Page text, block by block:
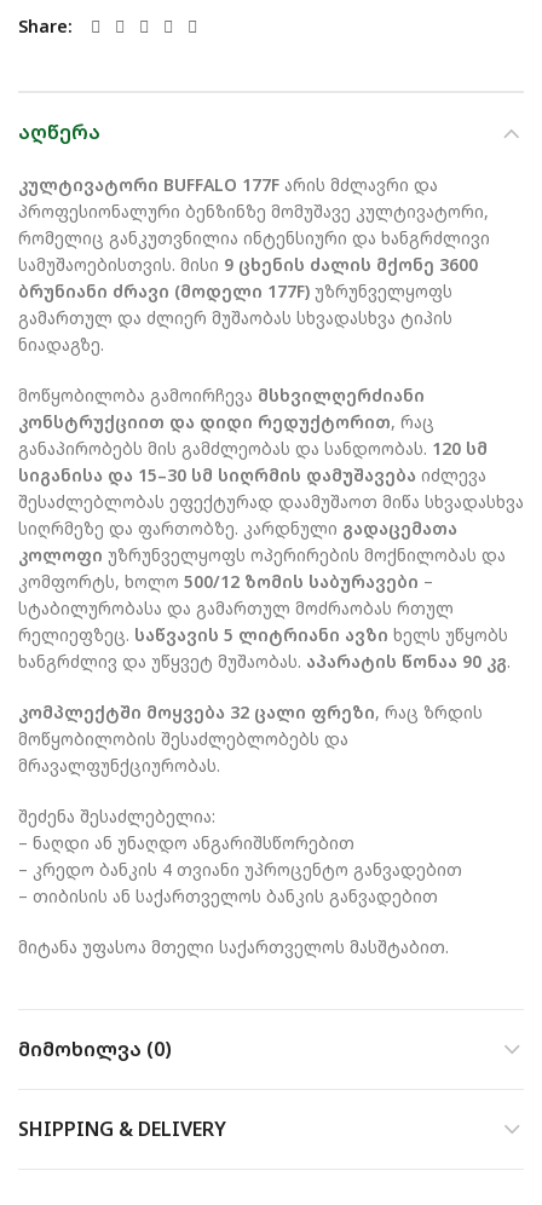
Share
ᲐᲦᲬᲔᲠᲐ
კულტივატორი BUFFALO 177F არის მძლავრი და
პროფესიონალური ბენზინზე მომუშავე კულტივატორი,
რომელიც განკუთვნილია ინტენსიური და ხანგრძლივი
სამუშაოებისთვის. მისი 9 ცხენის ძალის მქონე 3600
ბრუნიანი ძრავი (მოდელი 177F) უზრუნველყოფს
გამართულ და ძლიერ მუშაობას სხვადასხვა ტიპის
ნიადაგზე.
მოწყობილობა გამოირჩევა მსხვილღერძიანი
კონსტრუქციით და დიდი რედუქტორით, რაც
განაპირობებს მის გამძლეობას და სანდოობას. 120 სმ
სიგანისა და 15–30 სმ სიღრმის დამუშავება იძლევა
შესაძლებლობას ეფექტურად დაამუშაოთ მიწა სხვადასხვა
სიღრმეზე და ფართობზე. კარდნული გადაცემათა
კოლოფი უზრუნველყოფს ოპერირების მოქნილობას და
კომფორტს, ხოლო 500/12 ზომის საბურავები –
სტაბილურობასა და გამართულ მოძრაობას რთულ
რელიეფზეც. საწვავის 5 ლიტრიანი ავზი ხელს უწყობს
ხანგრძლივ და უწყვეტ მუშაობას. აპარატის წონაა 90 კგ.
კომპლექტში მოყვება 32 ცალი ფრეზი, რაც ზრდის
მოწყობილობის შესაძლებლობებს და
მრავალფუნქციურობას.
შეძენა შესაძლებელია:
– ნაღდი ან უნაღდო ანგარიშსწორებით
– კრედო ბანკის 4 თვიანი უპროცენტო განვადებით
– თიბისის ან საქართველოს ბანკის განვადებით
მიტანა უფასოა მთელი საქართველოს მასშტაბით.
ᲛᲘᲛᲝᲮᲘᲚᲕᲐ (0)
SHIPPING & DELIVERY